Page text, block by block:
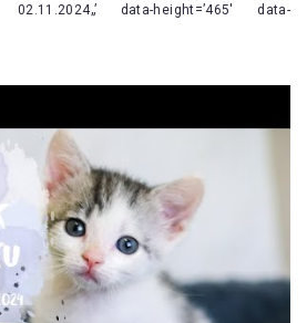
data-height=’465′ data-